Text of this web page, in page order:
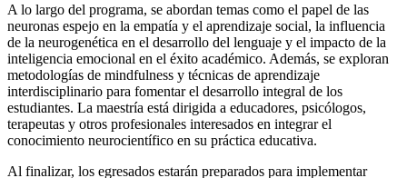
A lo largo del programa, se abordan temas como el papel de las
neuronas espejo en la empatía y el aprendizaje social, la influencia
de la neurogenética en el desarrollo del lenguaje y el impacto de la
inteligencia emocional en el éxito académico. Además, se exploran
metodologías de mindfulness y técnicas de aprendizaje
interdisciplinario para fomentar el desarrollo integral de los
estudiantes. La maestría está dirigida a educadores, psicólogos,
terapeutas y otros profesionales interesados en integrar el
conocimiento neurocientífico en su práctica educativa.
Al finalizar, los egresados estarán preparados para implementar